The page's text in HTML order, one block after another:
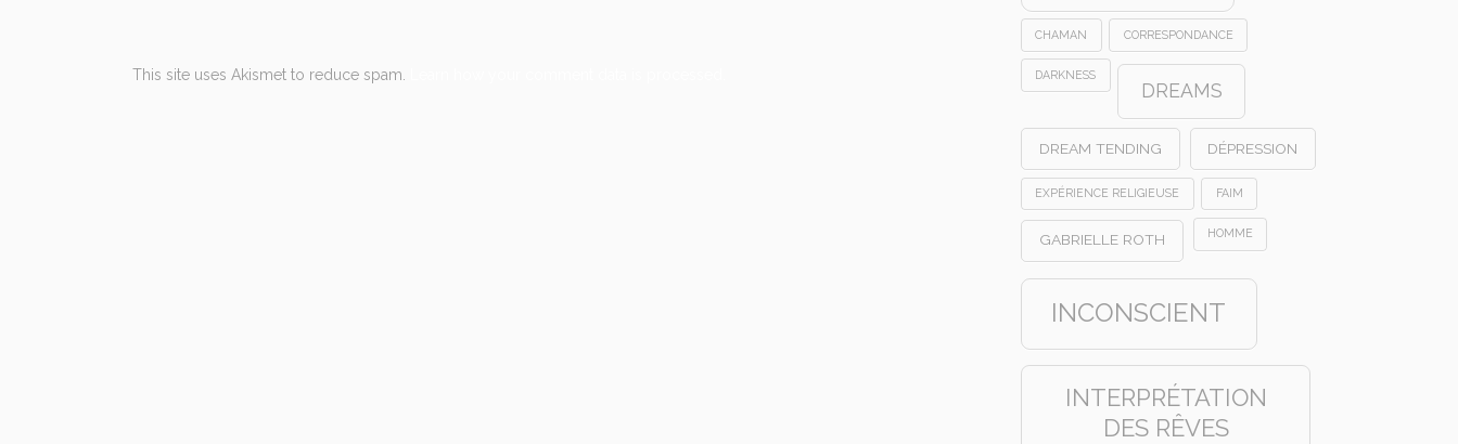
This site uses Akismet to reduce spam.
CHAMAN CORRESPONDANCE
DARKNESS
DREAMS
DREAM TENDING DÉPRESSION
EXPÉRIENCE RELIGIEUSE FAIM
GABRIELLE ROTH HOMME
INCONSCIENT
INTERPRÉTATION
DES RÊVES